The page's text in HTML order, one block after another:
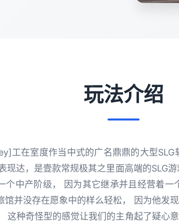
玩法介绍
工在室度作当中式的广名鼎鼎的大型
现达，是壹款常规极其之里面高端的SLG
个中产阶级， 因为其它继承并且经营着
馆并没存在愿象中的样么轻松， 因为他发
这种奇怪型的感觉让我们的主角起了疑心